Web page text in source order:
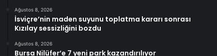
Ağustos 8, 2026
İsviçre’nin maden suyunu toplatma kararı sonrası
Kızılay sessizliğini bozdu
Ağustos 8, 2026
Bursa Nilüfer’e 7 yeni park kazandırılıyor